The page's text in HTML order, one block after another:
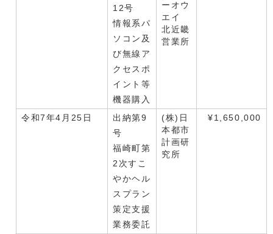
12号
情報系パ
ソコン及
び無線ア
クセスポ
イント等
機器購入
ーオウ
エイ
北近畿
営業所
令和7年4月25日
出納第9
号
福崎町第
2次すこ
やかヘル
スプラン
策定支援
業務委託
(株)日
本都市
計画研
究所
¥1,650,000